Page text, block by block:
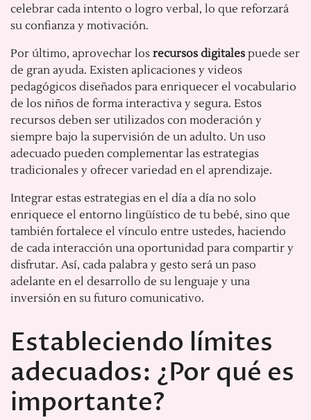
celebrar cada intento o logro verbal, lo que reforzará
su confianza y motivación.
Por último, aprovechar los recursos digitales puede ser
de gran ayuda. Existen aplicaciones y videos
pedagógicos diseñados para enriquecer el vocabulario
de los niños de forma interactiva y segura. Estos
recursos deben ser utilizados con moderación y
siempre bajo la supervisión de un adulto. Un uso
adecuado pueden complementar las estrategias
tradicionales y ofrecer variedad en el aprendizaje.
Integrar estas estrategias en el día a día no solo
enriquece el entorno lingüístico de tu bebé, sino que
también fortalece el vínculo entre ustedes, haciendo
de cada interacción una oportunidad para compartir y
disfrutar. Así, cada palabra y gesto será un paso
adelante en el desarrollo de su lenguaje y una
inversión en su futuro comunicativo.
Estableciendo límites
adecuados: ¿Por qué es
importante?